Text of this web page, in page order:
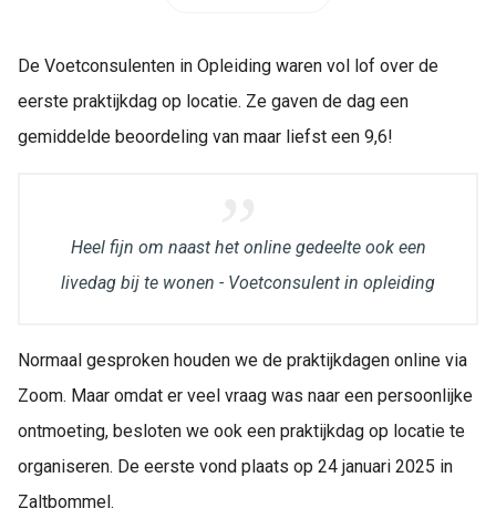
De Voetconsulenten in Opleiding waren vol lof over de
eerste praktijkdag op locatie. Ze gaven de dag een
gemiddelde beoordeling van maar liefst een 9,6!
Heel fijn om naast het online gedeelte ook een
livedag bij te wonen - Voetconsulent in opleiding
Normaal gesproken houden we de praktijkdagen online via
Zoom. Maar omdat er veel vraag was naar een persoonlijke
ontmoeting, besloten we ook een praktijkdag op locatie te
organiseren. De eerste vond plaats op 24 januari 2025 in
Zaltbommel.